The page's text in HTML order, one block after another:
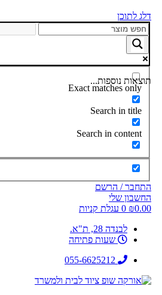
דלג לתוכן
תוצאות נוספות...
Exact matches only
Search in title
Search in content
התחבר / הרשם
החשבון שלי
₪0.00
0 עגלת קניות
לבנדה 28, ת"א.
שעות פתיחה
055-6625212